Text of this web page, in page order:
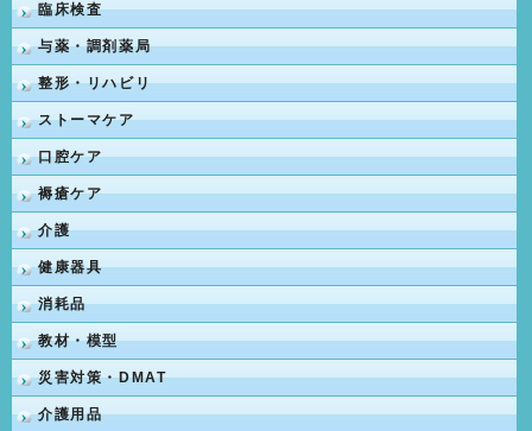
臨床検査
与薬・調剤薬局
整形・リハビリ
ストーマケア
口腔ケア
褥瘡ケア
介護
健康器具
消耗品
教材・模型
災害対策・DMAT
介護用品